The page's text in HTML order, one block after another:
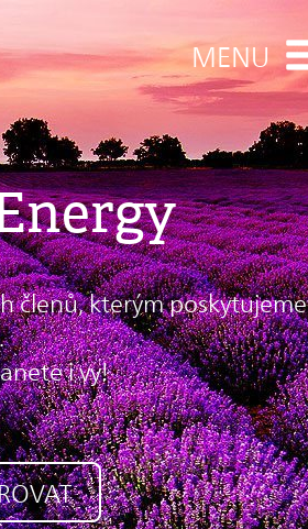
MENU
členů, kterým poskytujeme
i vy!